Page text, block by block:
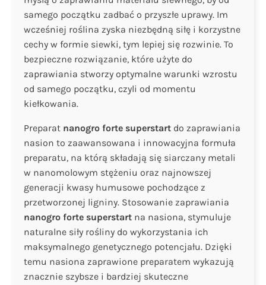
samego początku zadbać o przyszłe uprawy. Im
wcześniej roślina zyska niezbędną siłę i korzystne
cechy w formie siewki, tym lepiej się rozwinie. To
bezpieczne rozwiązanie, które użyte do
zaprawiania stworzy optymalne warunki wzrostu
od samego początku, czyli od momentu
kiełkowania.
Preparat nanogro forte superstart do zaprawiania
nasion to zaawansowana i innowacyjna formuła
preparatu, na którą składają się siarczany metali
w nanomolowym stężeniu oraz najnowszej
generacji kwasy humusowe pochodzące z
przetworzonej ligniny. Stosowanie zaprawiania
nanogro forte superstart na nasiona, stymuluje
naturalne siły rośliny do wykorzystania ich
maksymalnego genetycznego potencjału. Dzięki
temu nasiona zaprawione preparatem wykazują
znacznie szybsze i bardziej skuteczne